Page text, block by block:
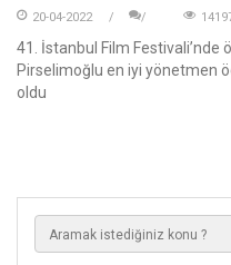
20-04-2022
41. İstanbul Film Festivali’nde
Pirselimoğlu en iyi yönetmen
oldu